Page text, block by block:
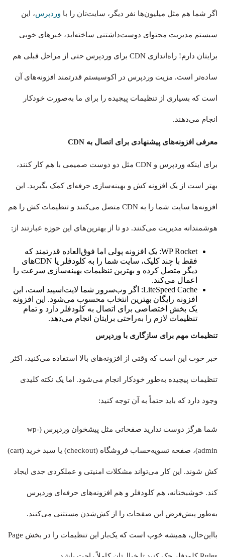
اگر شما هم مثل میلیون‌ها نفر دیگر، سایت‌تان را با وردپرس، این
سیستم مدیریت محتوای دوست‌داشتنی ساخته‌اید، خبرهای خوبی
برایتان دارم! راه‌اندازی CDN برای وردپرس حتی از مراحل قبلی هم
ساده‌تر است. مزیت وردپرس در اکوسیستم قدرتمند افزونه‌های آن
است که بسیاری از تنظیمات پیچیده را برای ما به‌صورت خودکار
انجام می‌دهند.
معرفی افزونه‌های پیشنهادی برای اتصال به CDN
برای اینکه وردپرس و CDN مثل دو دوست صمیمی با هم کار کنند،
بهتر است از یک افزونه کش و بهینه‌سازی حرفه‌ای کمک بگیرید. این
افزونه‌ها سایت شما را به CDN متصل می‌کنند و تنظیمات کش را هم
هوشمندانه مدیریت می‌کنند. دو تا از بهترین‌های این حوزه عبارتند از:
WP Rocket: یک افزونه پولی اما فوق‌العاده قدرتمند که
فقط با چند کلیک، سایت شما را به کلودفلر یا CDNهای
دیگر متصل کرده و بهترین تنظیمات بهینه‌سازی سرعت را
اعمال می‌کند.
LiteSpeed Cache: اگر وب‌سرور شما لایت‌اسپید است، این
افزونه رایگان بهترین انتخاب محسوب می‌شود. این افزونه
یک بخش اختصاصی برای اتصال به کلودفلر دارد و تمام
تنظیمات لازم را به‌راحتی برایتان انجام می‌دهد.
تنظیمات مهم برای سازگاری با وردپرس
خبر خوب این است که وقتی از افزونه‌های بالا استفاده می‌کنید، اکثر
تنظیمات پیچیده به‌طور خودکار انجام می‌شود. اما یک نکته کلیدی
وجود دارد که باید حتماً به آن توجه کنید:
شما هرگز دوست ندارید صفحاتی مثل پیشخوان وردپرس (wp-
admin)، صفحه تسویه‌حساب فروشگاه (checkout) یا سبد خرید (cart)
کش شوند. این کار می‌تواند مشکلات امنیتی و عملکردی جدی ایجاد
کند. خوشبختانه، هم کلودفلر و هم افزونه‌های حرفه‌ای وردپرس
به‌طور پیش‌فرض این صفحات را از کش‌شدن مستثنی می‌کنند.
بااین‌حال، همیشه خوب است که یک‌بار این تنظیمات را در بخش Page